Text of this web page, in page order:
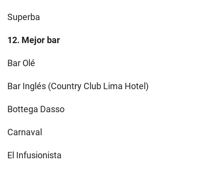
Superba
12. Mejor bar
Bar Olé
Bar Inglés (Country Club Lima Hotel)
Bottega Dasso
Carnaval
El Infusionista